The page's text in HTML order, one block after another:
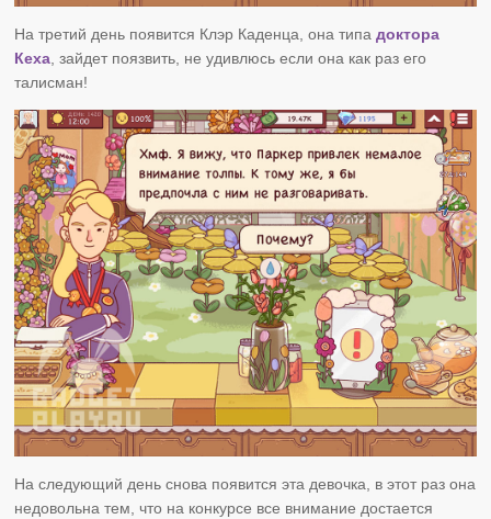
На третий день появится Клэр Каденца, она типадоктора
Кеха, зайдет поязвить, не удивлюсь если она как раз его
талисман!
На следующий день снова появится эта девочка, в этот раз она
недовольна тем, что на конкурсе все внимание достается